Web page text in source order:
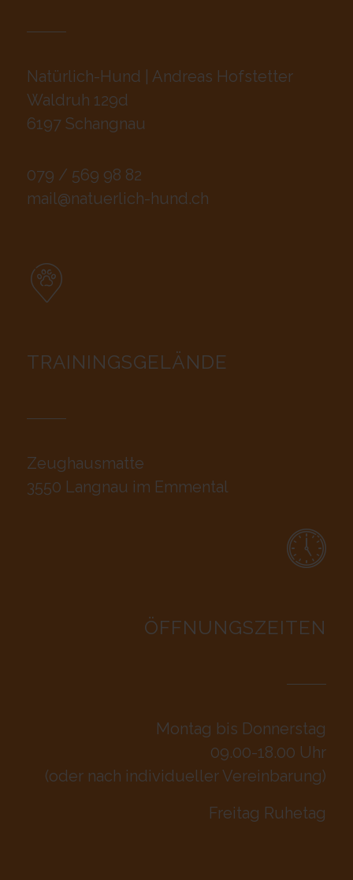
Natürlich-Hund | Andreas Hofstetter
Waldruh 129d
6197 Schangnau
079 / 569 98 82
mail@natuerlich-hund.ch
TRAININGSGELÄNDE
Zeughausmatte
3550 Langnau im Emmental
ÖFFNUNGSZEITEN
Montag bis Donnerstag
09.00-18.00 Uhr
(oder nach individueller Vereinbarung)
Freitag Ruhetag